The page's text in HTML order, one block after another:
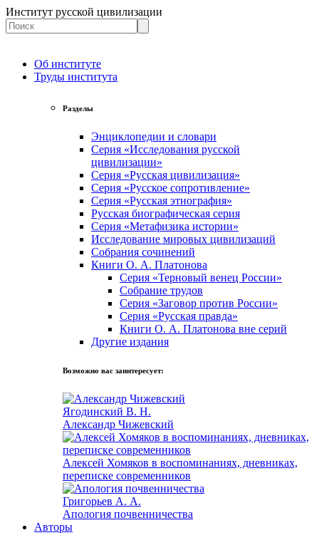
Институт русской цивилизации
Об институте
Труды института
Разделы
Энциклопедии и словари
Серия «Исследования русской
цивилизации»
Серия «Русская цивилизация»
Серия «Русское сопротивление»
Серия «Русская этнография»
Русская биографическая серия
Серия «Метафизика истории»
Исследование мировых цивилизаций
Собрания сочинений
Книги О. А. Платонова
Серия «Терновый венец России»
Собрание трудов
Серия «Заговор против России»
Серия «Русская правда»
Книги О. А. Платонова вне серий
Другие издания
Возможно вас заинтересует:
Ягодинский В. Н.
Александр Чижевский
Алексей Хомяков в воспоминаниях, дневниках,
переписке современников
Григорьев А. А.
Апология почвенничества
Авторы